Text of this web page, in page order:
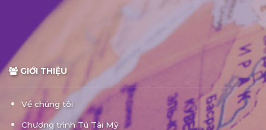
GIỚI THIỆU
Về chúng tôi
Chương trình Tú Tài Mỹ